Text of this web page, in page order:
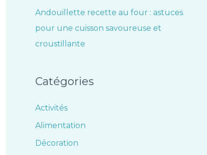
Andouillette recette au four : astuces
pour une cuisson savoureuse et
croustillante
Catégories
Activités
Alimentation
Décoration